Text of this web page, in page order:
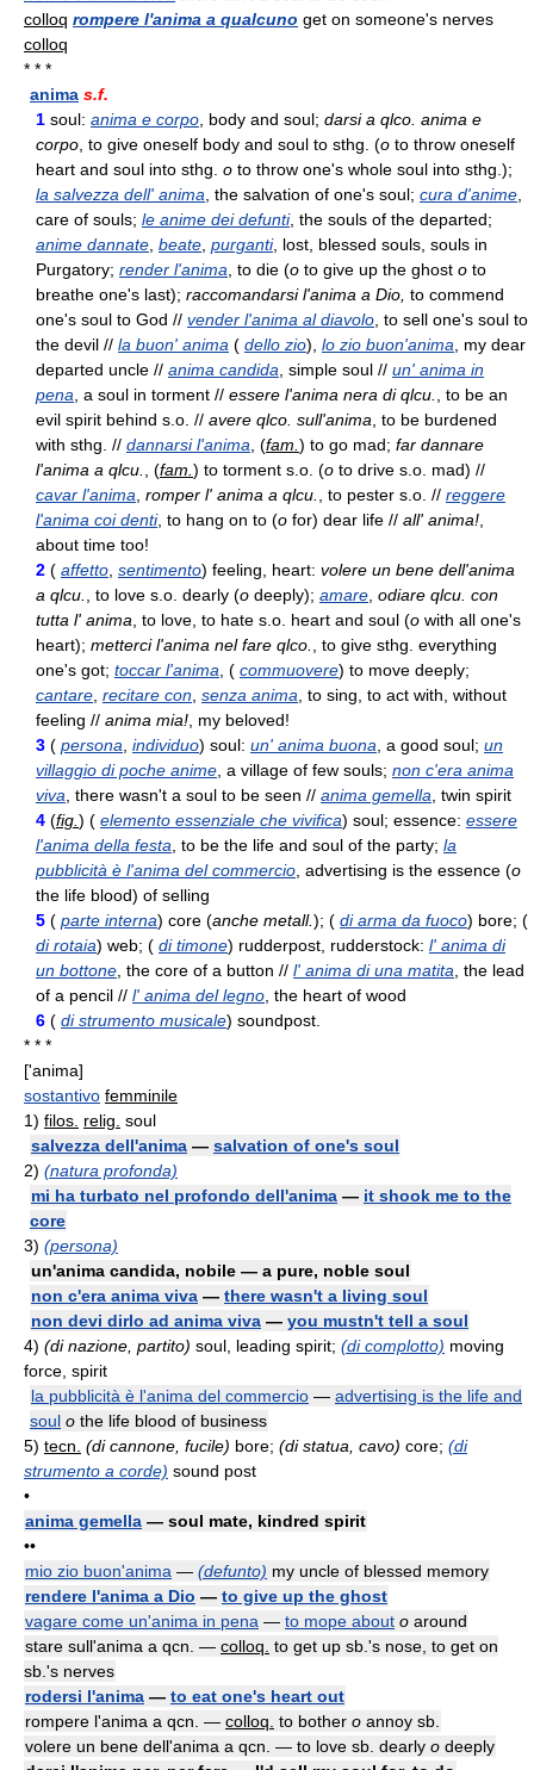
colloq rompere l'anima a qualcuno get on someone's nerves
colloq
* * *
anima s.f.
1 soul: anima e corpo , body and soul; darsi a qlco. anima e
corpo , to give oneself body and soul to sthg. (o to throw oneself
heart and soul into sthg. o to throw one's whole soul into sthg.);
la salvezza dell' anima , the salvation of one's soul; cura d'anime
care of souls; le anime dei defunti, the souls of the departed;
anime dannate beate purganti, lost, blessed souls, souls in
Purgatory; render l'anima , to die (o to give up the ghost o to
breathe one's last); raccomandarsi l'anima a Dio, to commend
one's soul to God // vender l'anima al diavolo , to sell one's soul to
the devil // la buon' anima ( dello zio), lo zio buon'anima , my dear
departed uncle // anima candida , simple soul // un' anima in
pena , a soul in torment // essere l'anima nera di qlcu.
, to be an
evil spirit behind s.o. // avere qlco. sull'anima , to be burdened
with sthg. // dannarsi l'anima , (fam. ) to go mad; far dannare
l'anima a qlcu.
, (fam. ) to torment s.o. (o to drive s.o. mad) //
cavar l'anima romper l' anima a qlcu. , to pester s.o. // reggere
l'anima coi denti, to hang on to (o for) dear life // all' anima!
about time too!
2 ( affetto sentimento) feeling, heart: volere un bene dell'anima
a qlcu.
, to love s.o. dearly (o deeply); amare odiare qlcu. con
tutta l' anima , to love, to hate s.o. heart and soul (o with all one's
heart); metterci l'anima nel fare qlco.
, to give sthg. everything
one's got; toccar l'anima , ( commuovere) to move deeply;
cantare recitare con senza anima , to sing, to act with, without
feeling // anima mia! , my beloved!
3 ( persona individuo) soul: un' anima buona , a good soul; un
villaggio di poche anime , a village of few souls; non c'era anima
viva , there wasn't a soul to be seen // anima gemella , twin spirit
4 (fig. ) ( elemento essenziale che vivifica) soul; essence: essere
l'anima della festa , to be the life and soul of the party; la
pubblicità è l'anima del commercio , advertising is the essence (o
the life blood) of selling
5 ( parte interna) core (anche metall.); ( di arma da fuoco) bore; (
di rotaia) web; ( di timone) rudderpost, rudderstock: l' anima di
un bottone , the core of a button // l' anima di una matita , the lead
of a pencil // l' anima del legno , the heart of wood
6 ( di strumento musicale) soundpost.
* * *
['anima]
sostantivo femminile
1) filos. relig. soul
salvezza dell'anima — salvation of one's soul
2) (natura profonda)
mi ha turbato nel profondo dell'anima — it shook me to the
core
3) (persona)
un'anima candida, nobile — a pure, noble soul
non c'era anima viva — there wasn't a living soul
non devi dirlo ad anima viva — you mustn't tell a soul
4) (di nazione, partito) soul, leading spirit; (di complotto) moving
force, spirit
la pubblicità è l'anima del commercio — advertising is the life and
soul o the life blood of business
5) tecn. (di cannone, fucile) bore; (di statua, cavo) core; (di
strumento a corde) sound post
•
anima gemella — soul mate, kindred spirit
••
mio zio buon'anima — (defunto) my uncle of blessed memory
rendere l'anima a Dio — to give up the ghost
vagare come un'anima in pena — to mope about o around
stare sull'anima a qcn. — colloq. to get up sb.'s nose, to get on
sb.'s nerves
rodersi l'anima — to eat one's heart out
rompere l'anima a qcn. — colloq. to bother o annoy sb.
volere un bene dell'anima a qcn. — to love sb. dearly o deeply